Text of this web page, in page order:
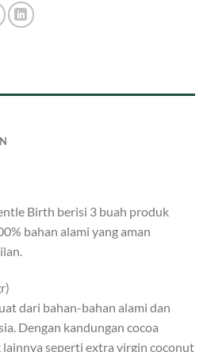
Birth berisi 3 buah produk
bahan alami yang aman
dari bahan-bahan alami dan
Dengan kandungan cocoa
seperti extra virgin coconut